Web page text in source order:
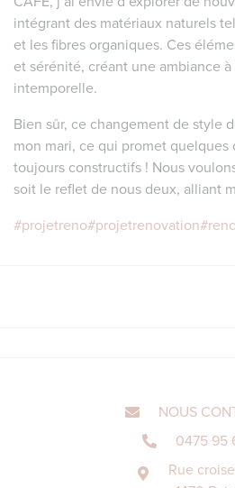
intégrant des matériaux naturels
et les fibres organiques. Ces
et sérénité, créant une ambiance
intemporelle.
Bien sûr, ce changement de style
mon mari, ce qui promet quelques
toujours constructifs ! Nous
soit le reflet de nous deux, alliant
#projetreno#projetrenovation
NOUS
0475 95
Rue